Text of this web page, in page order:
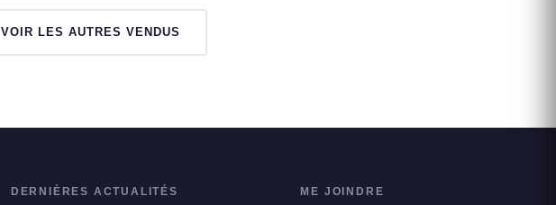
VOIR LES AUTRES VENDUS
DERNIÈRES ACTUALITÉS ME JOINDRE